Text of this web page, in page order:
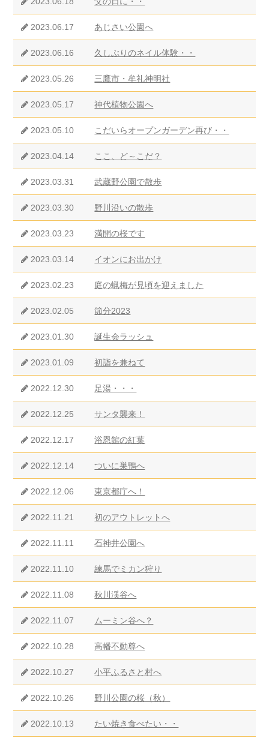
2023.06.17 あじさい公園へ
2023.06.16 久しぶりのネイル体験・・
2023.05.26 三鷹市・牟礼神明社
2023.05.17 神代植物公園へ
2023.05.10 こだいらオープンガーデン再び・・
2023.04.14 ここ、ど～こだ？
2023.03.31 武蔵野公園で散歩
2023.03.30 野川沿いの散歩
2023.03.23 満開の桜です
2023.03.14 イオンにお出かけ
2023.02.23 庭の蝋梅が見頃を迎えました
2023.02.05 節分2023
2023.01.30 誕生会ラッシュ
2023.01.09 初詣を兼ねて
2022.12.30 足湯・・・
2022.12.25 サンタ襲来！
2022.12.17 浴恩館の紅葉
2022.12.14 ついに巣鴨へ
2022.12.06 東京都庁へ！
2022.11.21 初のアウトレットへ
2022.11.11 石神井公園へ
2022.11.10 練馬でミカン狩り
2022.11.08 秋川渓谷へ
2022.11.07 ムーミン谷へ？
2022.10.28 高幡不動尊へ
2022.10.27 小平ふるさと村へ
2022.10.26 野川公園の桜（秋）
2022.10.13 たい焼き食べたい・・